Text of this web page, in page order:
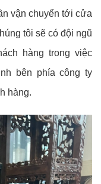
vận chuyển tới cửa
tôi sẽ có đội ngũ
hàng trong việc
bên phía công ty
hàng.